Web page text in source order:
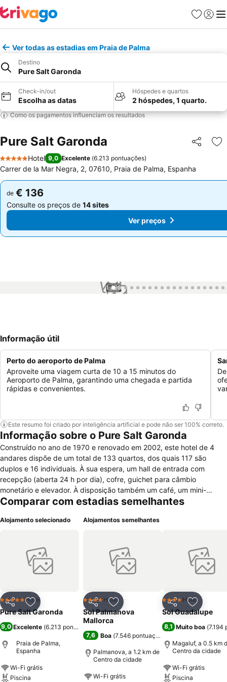
Favoritos
Iniciar
Ver todas as estadias em Praia de Palma
Destino
Pure Salt Garonda
Check-in/out
Escolha as datas
Hóspedes e quartos
2 hóspedes, 1 quarto.
Como os pagamentos influenciam os resultados
Pure Salt Garonda Partilhar
5 Estrelas
Hotel 9,0 Excelente (6.213 pontuações)
Carrer de la Mar Negra, 2, 07610, Praia de Palma, Espanha
de € 136
Consulte os preços de 14 sites
de € 136
Consulte os preços de 14 sites
Ver preços
1 / 99
Informação útil
Perto do aeroporto de Palma
Aproveite uma viagem curta de 10 a 15 minutos do
Aeroporto de Palma, garantindo uma chegada e partida
rápidas e convenientes.
Este resumo foi criado por inteligência artificial e pode não ser 100% correto.
Informação sobre o Pure Salt Garonda
Construído no ano de 1970 e renovado em 2002, este hotel de 4
andares dispõe de um total de 133 quartos, dos quais 117 são
duplos e 16 individuais. À sua espera, um hall de entrada com
recepção (aberta 24 h por dia), cofre, guichet para câmbio
monetário e elevador. À disposição também um café, um mini-
mercado, lojas, cabeleireiro, um bar, sala para jogos, sala de
fumadores. O hotel contempla ainda uma sala de conferências, um
cave de bicicletas. Um grande jardim de 300 m² também faz parte
do hotel.
Comparar com estadias semelhantes
Alojamento selecionado
PartilharAdicionar aos favoritos
5 EstrelasHotel
Pure Salt Garonda
9,0 Excelente (6.213 pontuações
Praia de Palma,
Espanha
Wi-Fi grátis
Piscina
Alojamentos semelhantes
PartilharAdicionar aos favoritos
4 EstrelasHotel
Sol Palmanova
Mallorca
7,6 Boa (7.546 pontuações
Palmanova, a 1.2 km de
Centro da cidade
Wi-Fi grátis
Partilhar
4 EstrelasHotel
Sol Guadalupe
8,1 Muito boa (7.194
Magaluf, a 0.5 km
Centro da cidade
Wi-Fi grátis
Piscina